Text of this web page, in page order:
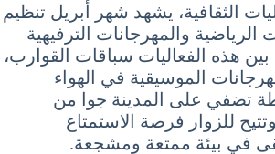
الثقافية، يشهد شهر أبريل تنظيم
الرياضية والمهرجانات الترفيهية
هذه الفعاليات سباقات القوارب،
الموسيقية في الهواء
تضفي على المدينة جوا من
للزوار فرصة الاستمتاع
في بيئة ممتعة ومشجعة.